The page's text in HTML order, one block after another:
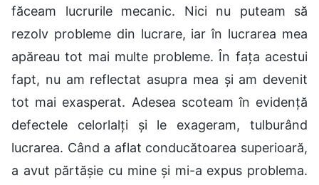
făceam lucrurile mecanic. Nici nu puteam să
rezolv probleme din lucrare, iar în lucrarea mea
apăreau tot mai multe probleme. În fața acestui
fapt, nu am reflectat asupra mea și am devenit
tot mai exasperat. Adesea scoteam în evidență
defectele celorlalți și le exageram, tulburând
lucrarea. Când a aflat conducătoarea superioară,
a avut părtășie cu mine și mi-a expus problema.